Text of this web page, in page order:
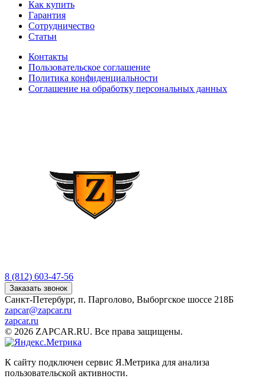
Как купить
Гарантия
Сотрудничество
Статьи
Контакты
Пользовательское соглашение
Политика конфиденциальности
Соглашение на обработку персональных данных
8 (812) 603-47-56
Заказать звонок
Санкт-Петербург, п. Парголово, Выборгское шоссе 218Б
zapcar@zapcar.ru
zapcar.ru
© 2026 ZAPCAR.RU. Все права защищены.
К сайту подключен сервис Я.Метрика для анализа
пользовательской активности.